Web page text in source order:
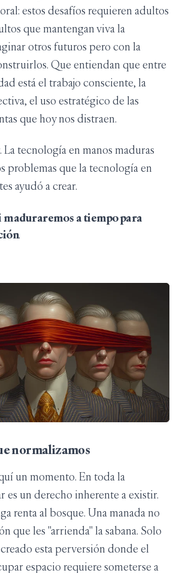
estos desafíos requieren adultos
que mantengan viva la
otros futuros pero con la
Que entiendan que entre
está el trabajo consciente, la
el uso estratégico de las
que hoy nos distraen.
La tecnología en manos maduras
problemas que la tecnología en
ayudó a crear.
maduraremos a tiempo para
.
normalizamos
un momento. En toda la
es un derecho inherente a existir.
renta al bosque. Una manada no
que les "arrienda" la sabana. Solo
esta perversión donde el
espacio requiere someterse a